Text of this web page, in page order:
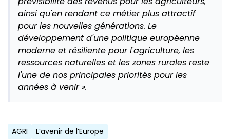
ainsi qu'en rendant ce métier plus attractif
pour les nouvelles générations. Le
développement d'une politique européenne
moderne et résiliente pour l'agriculture, les
ressources naturelles et les zones rurales reste
l'une de nos principales priorités pour les
années à venir ».
AGRI
L’avenir de l’Europe